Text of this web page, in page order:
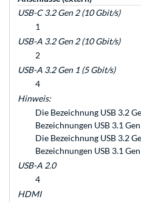
USB-C 3.2 Gen 2 (10 Gbit/s)
1
USB-A 3.2 Gen 2 (10 Gbit/s)
2
USB-A 3.2 Gen 1 (5 Gbit/s)
4
Hinweis:
Die Bezeichnung USB 3.2
Bezeichnungen USB 3.1
Die Bezeichnung USB 3.2
Bezeichnungen USB 3.1
USB-A 2.0
4
HDMI